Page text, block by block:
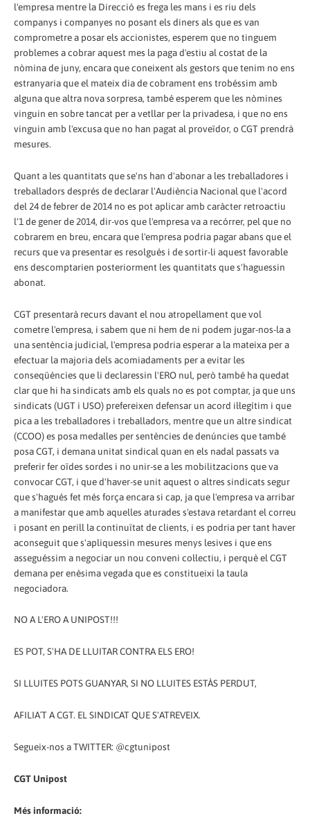
l'empresa mentre la Direcció es frega les mans i es riu dels
companys i companyes no posant els diners als que es van
comprometre a posar els accionistes, esperem que no tinguem
problemes a cobrar aquest mes la paga d'estiu al costat de la
nòmina de juny, encara que coneixent als gestors que tenim no ens
estranyaria que el mateix dia de cobrament ens trobéssim amb
alguna que altra nova sorpresa, també esperem que les nòmines
vinguin en sobre tancat per a vetllar per la privadesa, i que no ens
vinguin amb l'excusa que no han pagat al proveïdor, o CGT prendrà
mesures.
Quant a les quantitats que se'ns han d'abonar a les treballadores i
treballadors després de declarar l'Audiència Nacional que l'acord
del 24 de febrer de 2014 no es pot aplicar amb caràcter retroactiu
l'1 de gener de 2014, dir-vos que l'empresa va a recórrer, pel que no
cobrarem en breu, encara que l'empresa podria pagar abans que el
recurs que va presentar es resolgués i de sortir-li aquest favorable
ens descomptarien posteriorment les quantitats que s'haguessin
abonat.
CGT presentarà recurs davant el nou atropellament que vol
cometre l'empresa, i sabem que ni hem de ni podem jugar-nos-la a
una sentència judicial, l'empresa podria esperar a la mateixa per a
efectuar la majoria dels acomiadaments per a evitar les
conseqüències que li declaressin l'ERO nul, però també ha quedat
clar que hi ha sindicats amb els quals no es pot comptar, ja que uns
sindicats (UGT i USO) prefereixen defensar un acord il·legítim i que
pica a les treballadores i treballadors, mentre que un altre sindicat
(CCOO) es posa medalles per sentències de denúncies que també
posa CGT, i demana unitat sindical quan en els nadal passats va
preferir fer oïdes sordes i no unir-se a les mobilitzacions que va
convocar CGT, i que d'haver-se unit aquest o altres sindicats segur
que s'hagués fet més força encara si cap, ja que l'empresa va arribar
a manifestar que amb aquelles aturades s'estava retardant el correu
i posant en perill la continuïtat de clients, i es podria per tant haver
aconseguit que s'apliquessin mesures menys lesives i que ens
asseguéssim a negociar un nou conveni col·lectiu, i perquè el CGT
demana per enèsima vegada que es constitueixi la taula
negociadora.
NO A L'ERO A UNIPOST!!!
ES POT, S'HA DE LLUITAR CONTRA ELS ERO!
SI LLUITES POTS GUANYAR, SI NO LLUITES ESTÀS PERDUT,
AFILIA´T A CGT. EL SINDICAT QUE S'ATREVEIX.
Segueix-nos a TWITTER: @cgtunipost
CGT Unipost
Més informació: